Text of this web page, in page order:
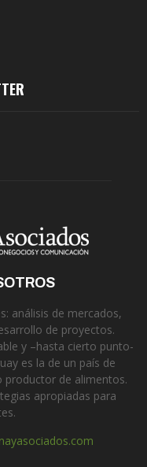
análisis de mercados,
de proyectos.
y –hasta cierto punto-
es la de un país de
productor de alimentos.
apropiadas para